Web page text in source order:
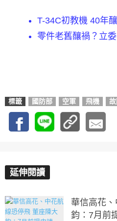
T-34C初教機 40年
零件老舊釀禍？立
標籤 國防部 空軍 飛機
延伸閱讀
華信高花
鈞：7月前